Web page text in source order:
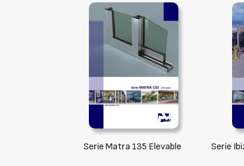
Serie Matra 135 Elevable Serie